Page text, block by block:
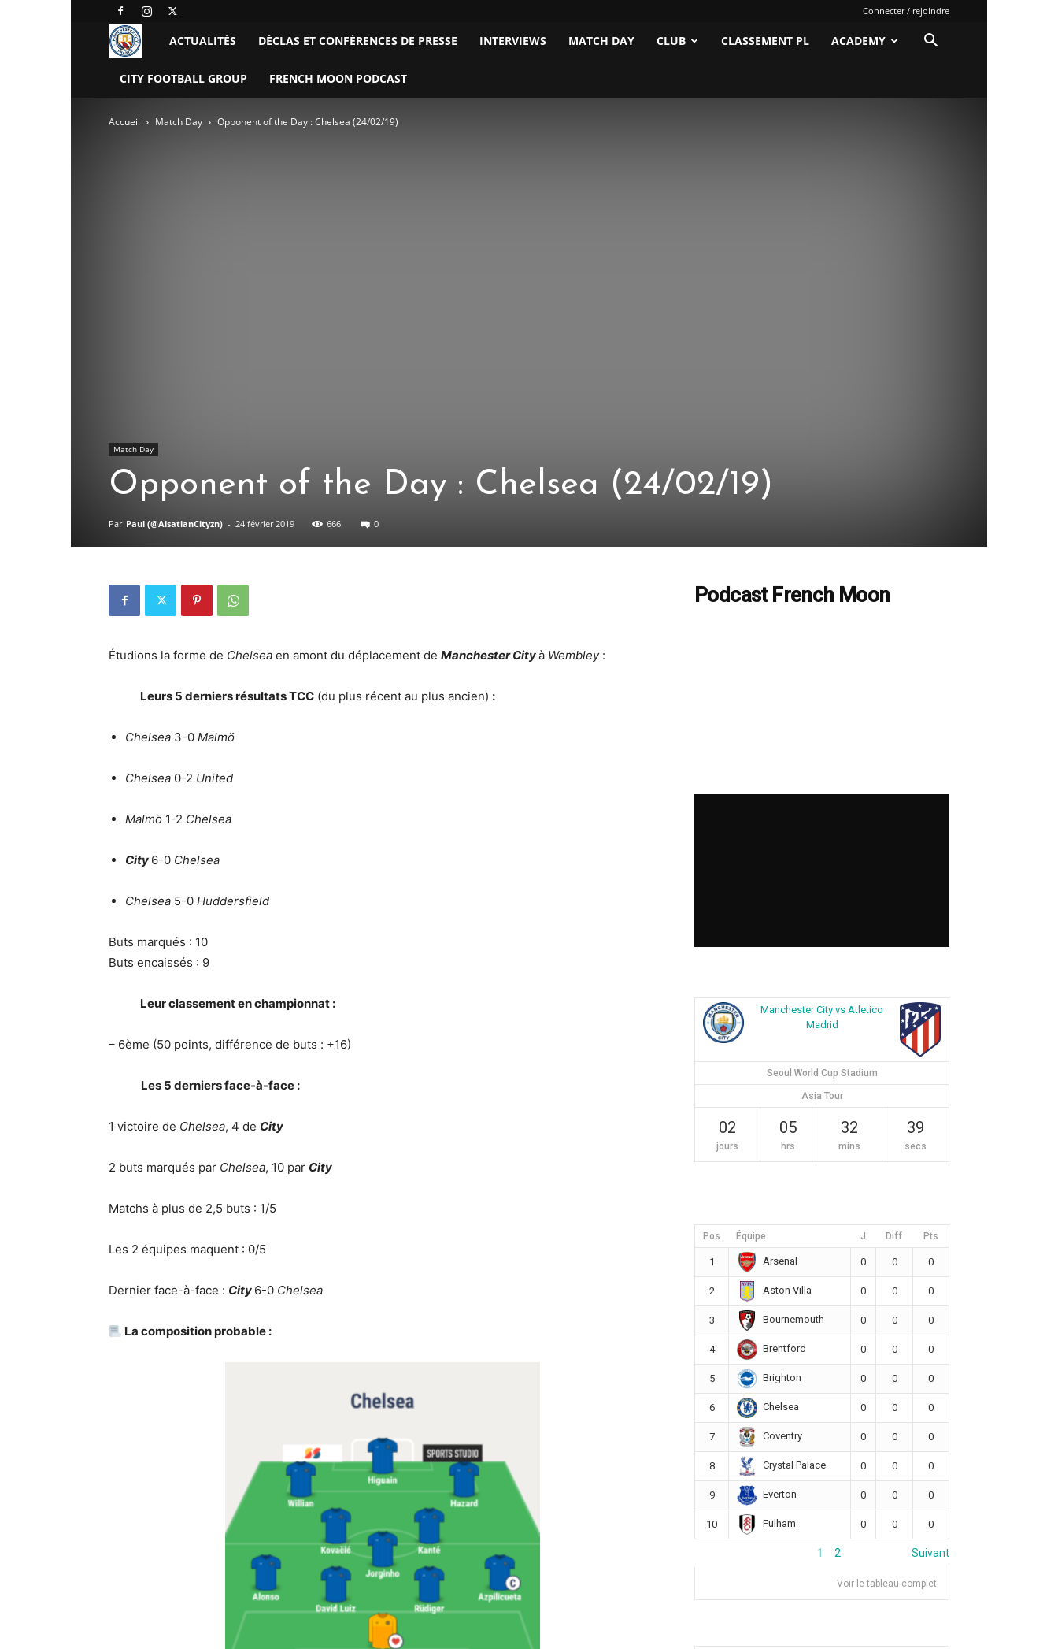
Connecter / rejoindre
Manchester
City
FC
ACTUALITÉS DÉCLAS ET CONFÉRENCES DE PRESSE INTERVIEWS MATCH DAY CLUB CLASSEMENT PL ACADEMY
CITY FOOTBALL GROUP FRENCH MOON PODCAST
Accueil Match Day Opponent of the Day : Chelsea (24/02/19)
Match Day
Opponent of the Day : Chelsea (24/02/19)
Par Paul (@AlsatianCityzn) - 24 février 2019 666 0
Étudions la forme de Chelsea en amont du déplacement de Manchester Cityà Wembley:
Leurs 5 derniers résultats TCC (du plus récent au plus ancien) :
Chelsea 3-0 Malmö
Chelsea 0-2 United
Malmö 1-2 Chelsea
City 6-0 Chelsea
Chelsea 5-0 Huddersfield
Buts marqués : 10
Buts encaissés : 9
Leur classement en championnat :
– 6ème (50 points, différence de buts : +16)
Les 5 derniers face-à-face :
1 victoire de Chelsea, 4 de City
2 buts marqués par Chelsea, 10 par City
Matchs à plus de 2,5 buts : 1/5
Les 2 équipes maquent : 0/5
Dernier face-à-face : City 6-0 Chelsea
La composition probable :
Podcast French Moon
Manchester City vs Atletico
Madrid
Seoul World Cup Stadium
Asia Tour
02
jours
05
hrs
32
mins
39
secs
Pos Équipe J Diff Pts
1 Arsenal 0 0 0
2 Aston Villa 0 0 0
3 Bournemouth 0 0 0
4 Brentford 0 0 0
5 Brighton 0 0 0
6 Chelsea 0 0 0
7 Coventry 0 0 0
8 Crystal Palace 0 0 0
9 Everton 0 0 0
10 Fulham 0 0 0
1 2 Suivant
Voir le tableau complet